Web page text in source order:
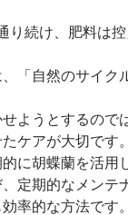
り続け、肥料は控
「自然のサイク
ようとするので
ケアが大切です。
に胡蝶蘭を活用
定期的なメンテ
率的な方法です。